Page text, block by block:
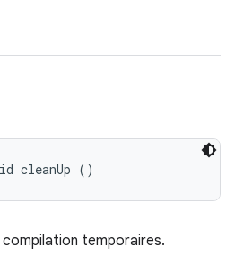
cleanUp ()
temporaires.